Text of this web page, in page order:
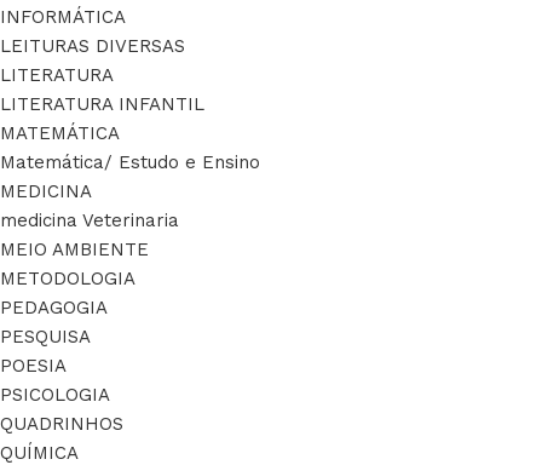
INFORMÁTICA
LEITURAS DIVERSAS
LITERATURA
LITERATURA INFANTIL
MATEMÁTICA
Matemática/ Estudo e Ensino
MEDICINA
medicina Veterinaria
MEIO AMBIENTE
METODOLOGIA
PEDAGOGIA
PESQUISA
POESIA
PSICOLOGIA
QUADRINHOS
QUÍMICA